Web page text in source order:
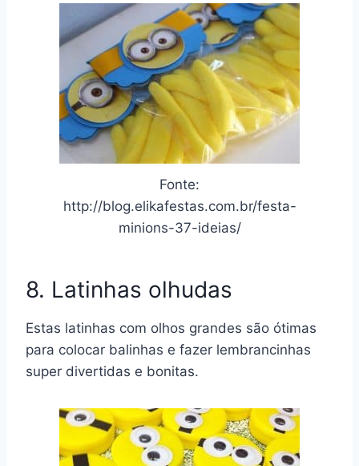
Fonte:
http://blog.elikafestas.com.br/festa-
minions-37-ideias/
8. Latinhas olhudas
Estas latinhas com olhos grandes são ótimas
para colocar balinhas e fazer lembrancinhas
super divertidas e bonitas.